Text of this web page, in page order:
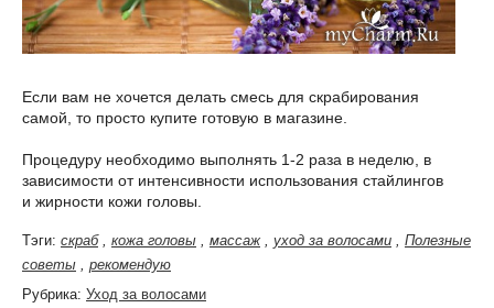
Если вам не хочется делать смесь для скрабирования
самой, то просто купите готовую в магазине.
Процедуру необходимо выполнять 1-2 раза в неделю, в
зависимости от интенсивности использования стайлингов
и жирности кожи головы.
Тэги: скраб, кожа головы массаж уход за волосами
Полезные
советы
рекомендую
Рубрика: Уход за волосами